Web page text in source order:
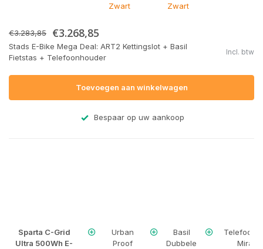
Zwart
Zwart
€3.283,85 €3.268,85
Stads E-Bike Mega Deal: ART2 Kettingslot + Basil
Fietstas + Telefoonhouder
Incl. btw
Toevoegen aan winkelwagen
Bespaar op uw aankoop
Sparta C-Grid
Ultra 500Wh E-
Urban
Proof
Basil
Dubbele